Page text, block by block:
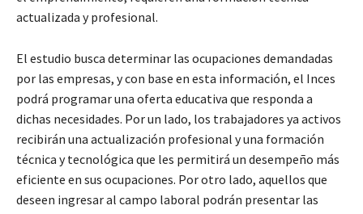
actualizada y profesional.
El estudio busca determinar las ocupaciones demandadas
por las empresas, y con base en esta información, el Inces
podrá programar una oferta educativa que responda a
dichas necesidades. Por un lado, los trabajadores ya activos
recibirán una actualización profesional y una formación
técnica y tecnológica que les permitirá un desempeño más
eficiente en sus ocupaciones. Por otro lado, aquellos que
deseen ingresar al campo laboral podrán presentar las